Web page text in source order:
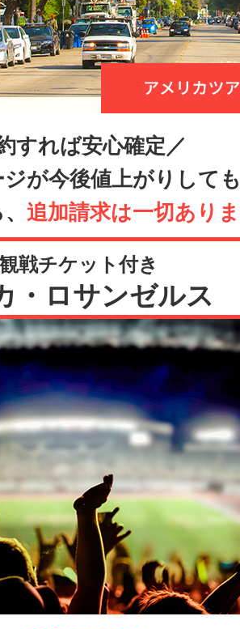
すれば安心確定／
が今後値上がりしても
追加請求は一切ありま
戦チケット付き
・ロサンゼルス